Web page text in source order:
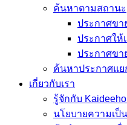
ค้นหาตามสถานะ
ประกาศขา
ประกาศให้
ประกาศขา
ค้นหาประกาศแ
เกี่ยวกับเรา
รู้จักกับ
นโยบายความเป็